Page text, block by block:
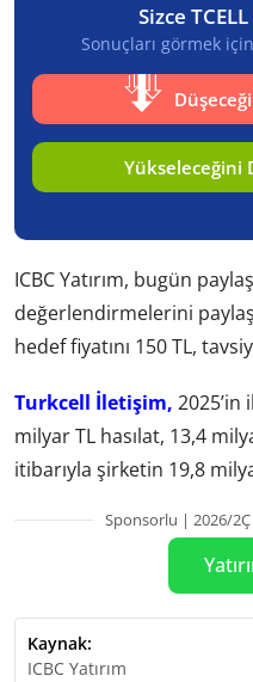
Sizce
Sonuçları görmek
Yükseleceğini
ICBC Yatırım, bugün
değerlendirmelerini
hedef fiyatını 150 TL,
Turkcell İletişim, 2025’in
milyar TL hasılat, 13,4
itibarıyla şirketin 19,8
Sponsorlu | 2026/2Ç
Kaynak:
ICBC Yatırım